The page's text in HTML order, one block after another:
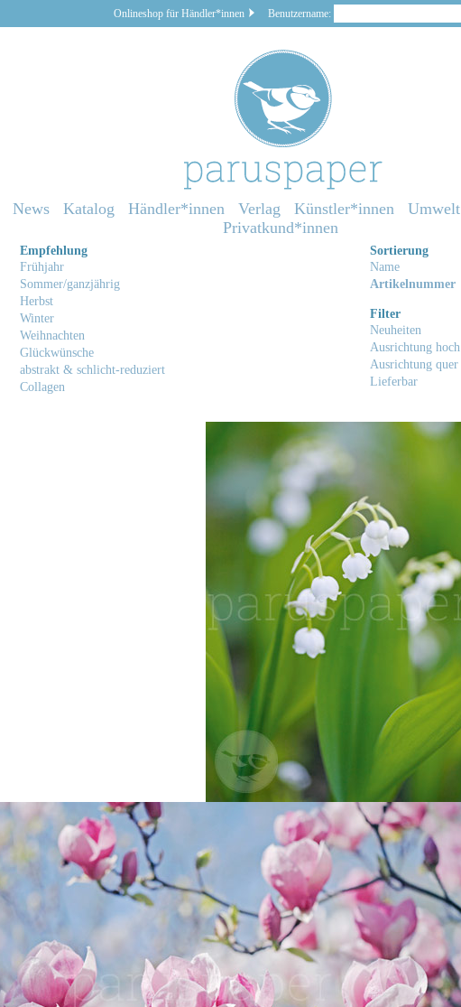
Onlineshop für Händler*innen Benutzername:
News Katalog Händler*innen Verlag Künstler*innen Umwelt
Privatkund*innen
Empfehlung
Frühjahr
Sommer/ganzjährig
Herbst
Winter
Weihnachten
Glückwünsche
abstrakt & schlicht-reduziert
Collagen
Sortierung
Name
Artikelnummer
Filter
Neuheiten
Ausrichtung hoch
Ausrichtung quer
Lieferbar